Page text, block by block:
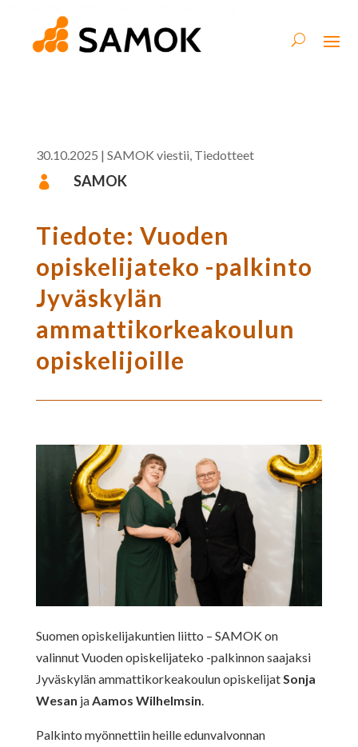
30.10.2025 | SAMOK viestii, Tiedotteet
 SAMOK
Tiedote: Vuoden
opiskelijateko -palkinto
Jyväskylän
ammattikorkeakoulun
opiskelijoille
Suomen opiskelijakuntien liitto – SAMOK on
valinnut Vuoden opiskelijateko -palkinnon saajaksi
Jyväskylän ammattikorkeakoulun opiskelijat Sonja
Wesan ja Aamos Wilhelmsin
Palkinto myönnettiin heille edunvalvonnan